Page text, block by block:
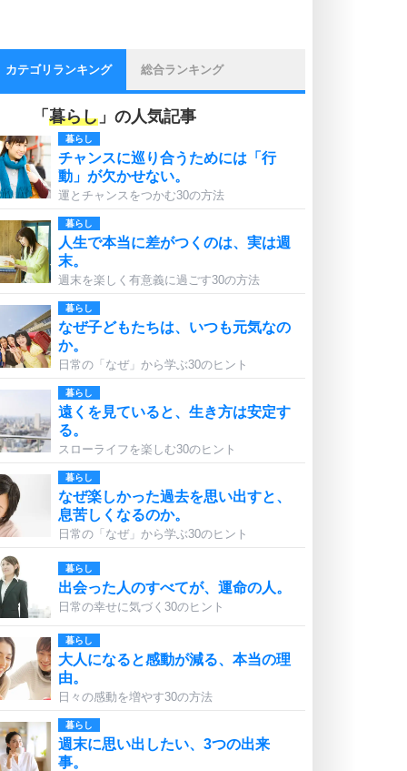
カテゴリランキング 総合ランキング
「 暮らし 」の人気記事
暮らし
チャンスに巡り合うためには「行
動」が欠かせない。
運とチャンスをつかむ30の方法
暮らし
人生で本当に差がつくのは、実は週
末。
週末を楽しく有意義に過ごす30の方法
暮らし
なぜ子どもたちは、いつも元気なの
か。
日常の「なぜ」から学ぶ30のヒント
暮らし
遠くを見ていると、生き方は安定す
る。
スローライフを楽しむ30のヒント
暮らし
なぜ楽しかった過去を思い出すと、
息苦しくなるのか。
日常の「なぜ」から学ぶ30のヒント
暮らし
出会った人のすべてが、運命の人。
日常の幸せに気づく30のヒント
暮らし
大人になると感動が減る、本当の理
由。
日々の感動を増やす30の方法
暮らし
週末に思い出したい、3つの出来
事。